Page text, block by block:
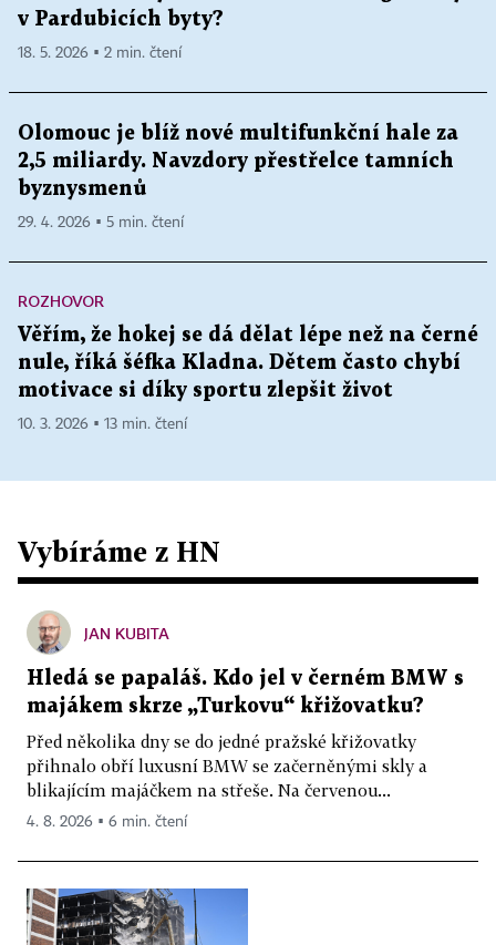
v Pardubicích byty?
18. 5. 2026 ▪ 2 min. čtení
Olomouc je blíž nové multifunkční hale za
2,5 miliardy. Navzdory přestřelce tamních
byznysmenů
29. 4. 2026 ▪ 5 min. čtení
ROZHOVOR
Věřím, že hokej se dá dělat lépe než na černé
nule, říká šéfka Kladna. Dětem často chybí
motivace si díky sportu zlepšit život
10. 3. 2026 ▪ 13 min. čtení
Vybíráme z HN
JAN KUBITA
Hledá se papaláš. Kdo jel v černém BMW s
majákem skrze „Turkovu“ křižovatku?
Před několika dny se do jedné pražské křižovatky
přihnalo obří luxusní BMW se začerněnými skly a
blikajícím majáčkem na střeše. Na červenou...
4. 8. 2026 ▪ 6 min. čtení